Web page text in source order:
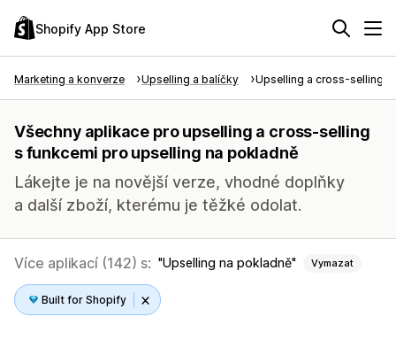
Shopify App Store
Marketing a konverze Upselling a balíčky Upselling a cross-selling
Všechny aplikace pro upselling a cross-selling
s funkcemi pro upselling na pokladně
Lákejte je na novější verze, vhodné doplňky
a další zboží, kterému je těžké odolat.
Více aplikací (142) s: Upselling na pokladně Vymazat
Built for Shopify